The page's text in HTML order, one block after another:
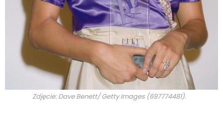
Zdjęcie: Dave Benett/ Getty Images (697774481).